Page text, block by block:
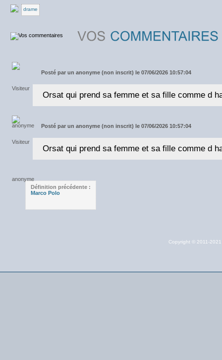
drame
Posté par un anonyme (non inscrit) le 07/06/2026 10:57:04
Orsat qui prend sa femme et sa fille comme d
Posté par un anonyme (non inscrit) le 07/06/2026 10:57:04
Orsat qui prend sa femme et sa fille comme d
Définition précédente :
Marco Polo
Copyright © 2011-